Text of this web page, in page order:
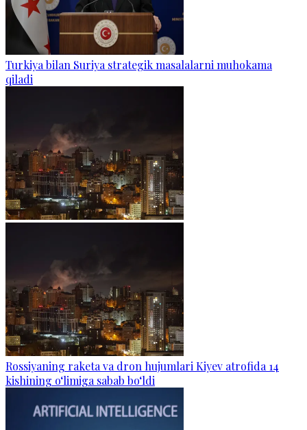
Turkiya bilan Suriya strategik masalalarni muhokama
qiladi
Rossiyaning raketa va dron hujumlari Kiyev atrofida 14
kishining o‘limiga sabab bo‘ldi